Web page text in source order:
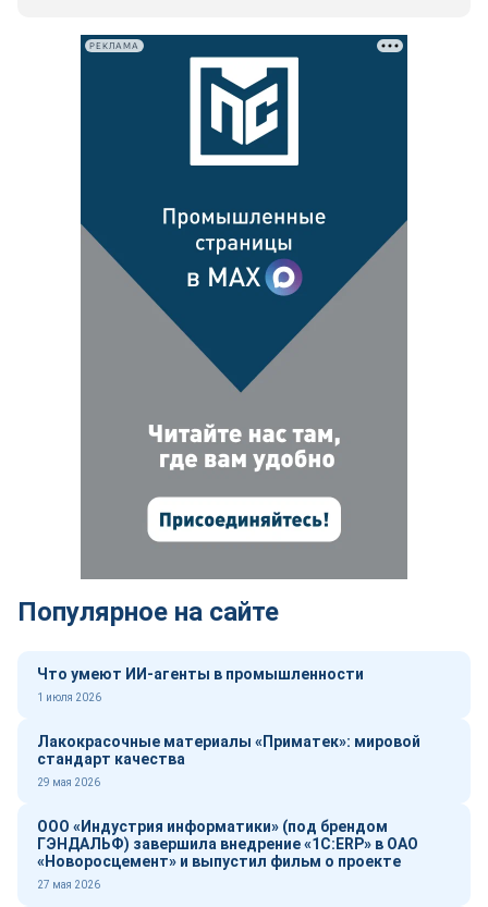
РЕКЛАМА
Популярное на сайте
Что умеют ИИ-агенты в промышленности
1 июля 2026
Лакокрасочные материалы «Приматек»: мировой
стандарт качества
29 мая 2026
ООО «Индустрия информатики» (под брендом
ГЭНДАЛЬФ) завершила внедрение «1С:ERP» в ОАО
«Новоросцемент» и выпустил фильм о проекте
27 мая 2026